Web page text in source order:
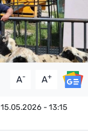
A- A+
15.05.2026 - 13:15